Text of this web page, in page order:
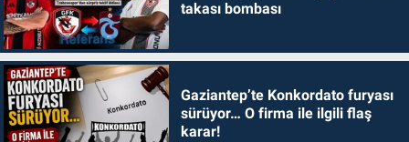
takası bombası
Gaziantep’te Konkordato furyası
sürüyor… O firma ile ilgili flaş
karar!